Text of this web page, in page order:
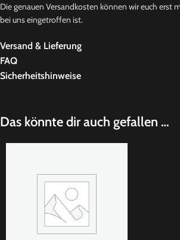
Die genauen Versandkosten können wir euch erst
bei uns eingetroffen ist.
Versand & Lieferung
FAQ
Sicherheitshinweise
Das könnte dir auch gefallen …